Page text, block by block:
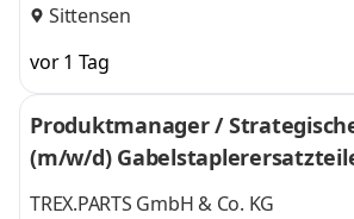
Sittensen
vor 1 Tag
Produktmanager /
(m/w/d)
TREX.PARTS GmbH & Co. KG